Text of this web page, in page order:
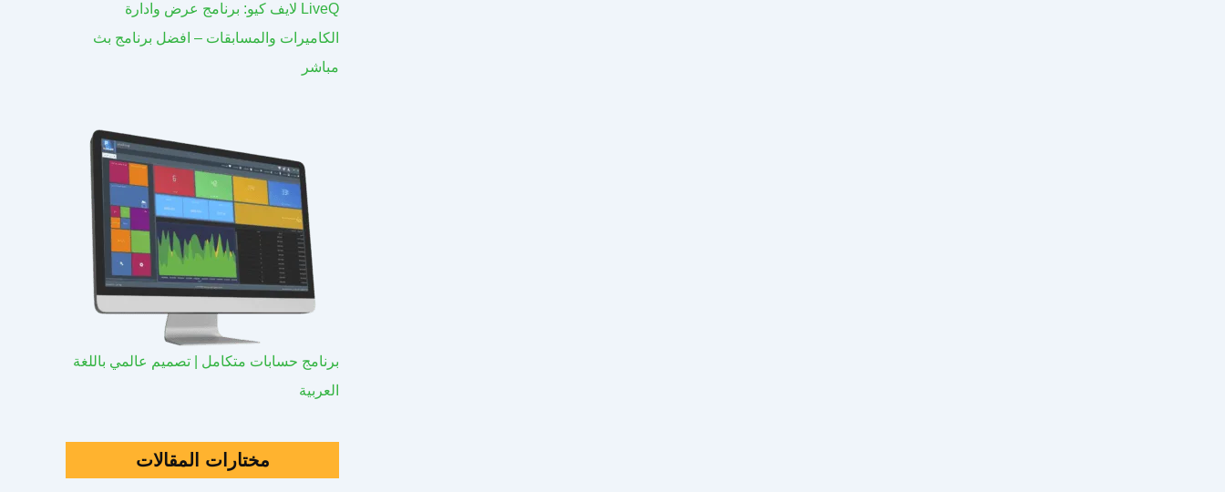
LiveQ لايف كيو: برنامج عرض وادارة
الكاميرات والمسابقات – افضل برنامج بث
مباشر
برنامج حسابات متكامل | تصميم عالمي باللغة
العربية
مختارات المقالات